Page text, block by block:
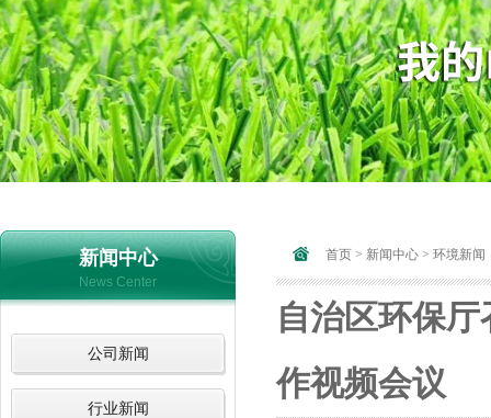
新闻中心
News Center
公司新闻
行业新闻
首页 > 新闻中心 > 环境新闻
自治区环保
作视频会议